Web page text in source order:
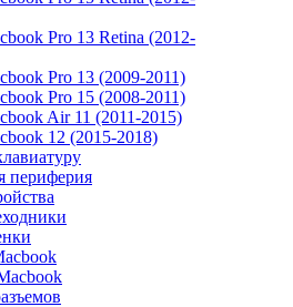
Pro 13 Retina (2012-
Pro 13 (2009-2011)
Pro 15 (2008-2011)
Air 11 (2011-2015)
12 (2015-2018)
периферия